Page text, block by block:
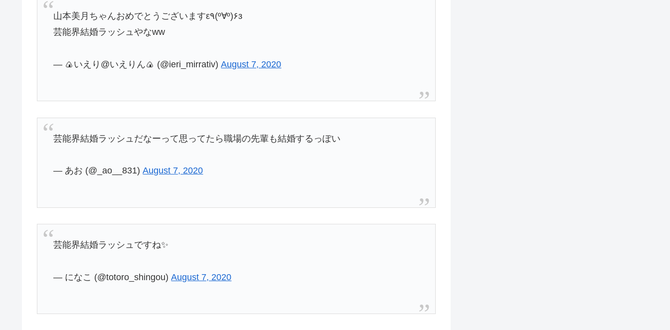
山本美月ちゃんおめでとうございますε٩(º∀º)۶з
芸能界結婚ラッシュやなww
— 🍙いえり@いえりん🍙 (@ieri_mirrativ)August 7, 2020
芸能界結婚ラッシュだなーって思ってたら職場の先輩も結婚するっぽい
— あお (@_ao__831)August 7, 2020
芸能界結婚ラッシュですね✨
— になこ (@totoro_shingou)August 7, 2020